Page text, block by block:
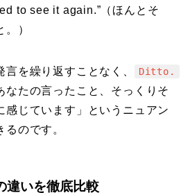
to see it again.”（ほんとそ
）
を繰り返すことなく、 Ditto.
なたの言ったこと、そっくりそ
感じています」というニュアン
のです。
いを徹底比較